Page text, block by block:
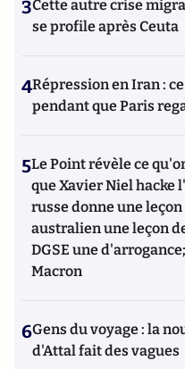
3Cette autre crise
se profile après Ceuta
4Répression en Iran :
pendant que Paris
5Le Point révèle ce
que Xavier Niel hacke
russe donne une
australien une leçon
DGSE une
Macron
6Gens du voyage : la
d'Attal fait des vagues